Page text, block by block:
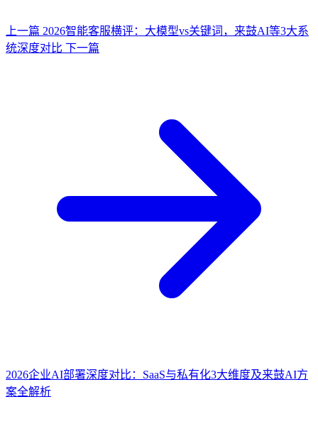
上一篇 2026智能客服横评：大模型vs关键词，来鼓AI等3大系
统深度对比 下一篇
2026企业AI部署深度对比：SaaS与私有化3大维度及来鼓AI方
案全解析